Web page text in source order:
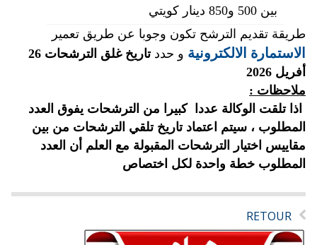
بين 500 و850 دينار كويتي
طريقة تقديم الترشح تكون وجوبا عن طريق تعمير
الاستمارة الالكترونية و حددتاريخ غلق الترشحات 26
أفريل 2026
ملاحظات :
اذا تلقت الوكالة عددا كبيرا من الترشحات يفوق العدد
المطلوب ، سيتم اعتماد تاريخ تلقي الترشحات من بين
مقاييس اختيار الترشحات المقبولة مع العلم أن العدد
المطلوب خطة واحدة لكل اختصاص
RETOUR